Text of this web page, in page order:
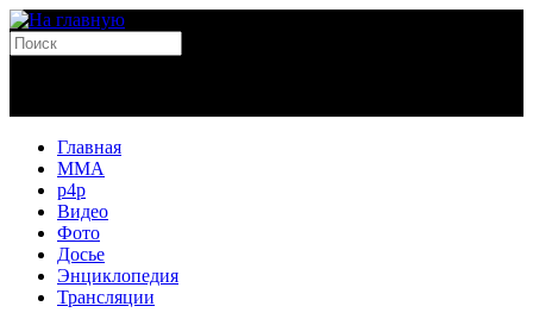
Главная
MMA
p4p
Видео
Фото
Досье
Энциклопедия
Трансляции